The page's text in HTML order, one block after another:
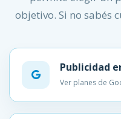
objetivo. Si no sabés
Publicidad
Ver planes de